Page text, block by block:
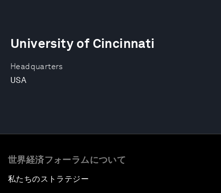
Headquarters
USA
University of Cincinnati
世界経済フォーラムについて
私たちのストラテジー